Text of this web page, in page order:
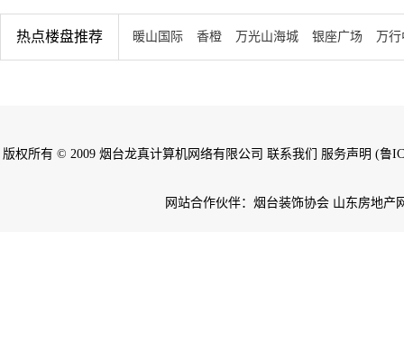
热点楼盘推荐 暖山国际 香橙 万光山海城 银座广场 万
版权所有 © 2009 烟台龙真计算机网络有限公司 联系我们 服务声明 (鲁
网站合作伙伴：烟台装饰协会 山东房地